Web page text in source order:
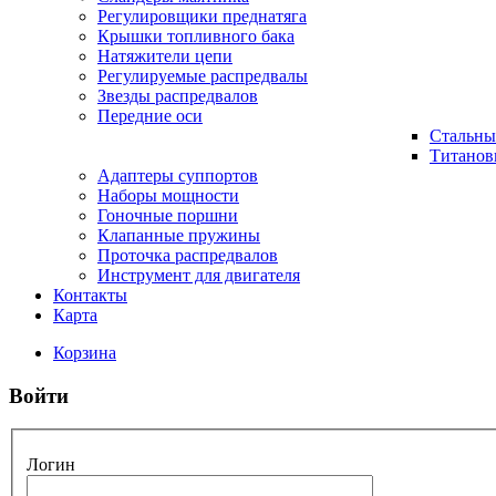
Регулировщики преднатяга
Крышки топливного бака
Натяжители цепи
Регулируемые распредвалы
Звезды распредвалов
Передние оси
Адаптеры суппортов
Наборы мощности
Гоночные поршни
Клапанные пружины
Проточка распредвалов
Инструмент для двигателя
Контакты
Карта
Корзина
Войти
Логин